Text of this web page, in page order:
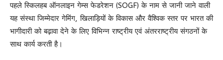
पहले स्किलहब ऑनलाइन गेम्स फेडरेशन (SOGF) के नाम से जानी जाने वाली
यह संस्था जिम्मेदार गेमिंग, खिलाड़ियों के विकास और वैश्विक स्तर पर भारत की
भागीदारी को बढ़ावा देने के लिए विभिन्न राष्ट्रीय एवं अंतरराष्ट्रीय संगठनों के
साथ कार्य करती है।